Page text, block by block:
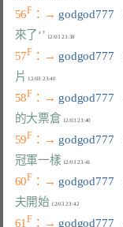
56F ：→ godgod777
來了‘’
57F ：→ godgod777
片
12/03 23:40
58F ：→ godgod777
的大票倉
59F ：→ godgod777
冠軍一樣
60F ：→ godgod777
夫開始
61F ：→ godgod777